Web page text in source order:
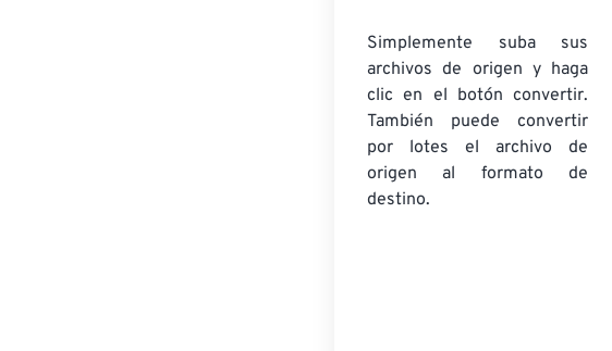
Simplemente suba sus
archivos de origen y haga
clic en el botón convertir.
También puede convertir
por lotesel archivo de
origen al formato de
destino.